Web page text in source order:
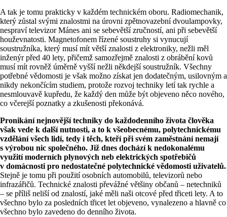
A tak je tomu prakticky v každém technickém oboru. Radiomechanik,
který zůstal svými znalostmi na úrovni zpětnovazební dvoulampovky,
nespraví televizor Mánes ani se sebevětší zručností, ani při sebevětší
houževnatosti. Magnetofonem řízené soustruhy si vynucují
soustružníka, který musí mít větší znalosti z elektroniky, nežli měl
inženýr před 40 lety, přičemž samozřejmě znalosti z obrábění kovů
musí mít rovněž úměrně vyšší nežli někdejší soustružník. Všechny
potřebné vědomosti je však možno získat jen dodatečným, usilovným a
nikdy nekončícím studiem, protože rozvoj techniky letí tak rychle a
nesmlouvavě kupředu, že každý den může být objeveno něco nového,
co včerejší poznatky a zkušenosti překonává.
Pronikání nejnovější techniky do každodenního života člověka
však vede k další nutnosti, a to k všeobecnému, polytechnickému
vzdělání všech lidí, tedy i těch, kteří při svém zaměstnání nemají
s výrobou nic společného. Již dnes dochází k nedokonalému
využití moderních plynových neb elektrických spotřebičů
v domácnosti pro nedostatečné polytechnické vědomosti uživatelů.
Stejně je tomu při použití osobních automobilů, televizorů nebo
infrazářičů. Technické znalosti převážné většiny občanů – netechniků
– se příliš neliší od znalostí, jaké měli naši otcové před třiceti lety. A to
všechno bylo za posledních třicet let objeveno, vynalezeno a hlavně co
všechno bylo zavedeno do denního života.